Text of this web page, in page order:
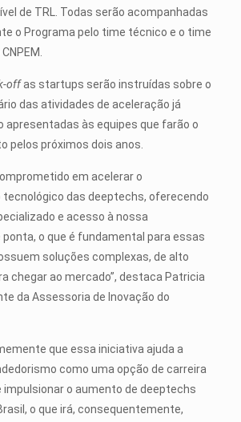
de TRL. Todas serão acompanhadas
o Programa pelo time técnico e o time
offas startups serão instruídas sobre o
das atividades de aceleração já
apresentadas às equipes que farão o
pelos próximos dois anos.
em acelerar o
das deeptechs, oferecendo
e acesso à nossa
o que é fundamental para essas
soluções complexas, de alto
chegar ao mercado”, destaca Patricia
da Assessoria de Inovação do
que essa iniciativa ajuda a
como uma opção de carreira
o aumento de deeptechs
o que irá, consequentemente,